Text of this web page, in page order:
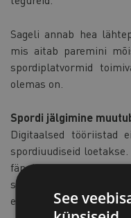
Sageli annab hea
mis aitab paremini
spordiplatvormid
olemas on.
Spordi jälgimine
Digitaalsed tööriistad
spordiuudiseid
fännid ise mängu
samaaegselt
ekraanil, statistika
See